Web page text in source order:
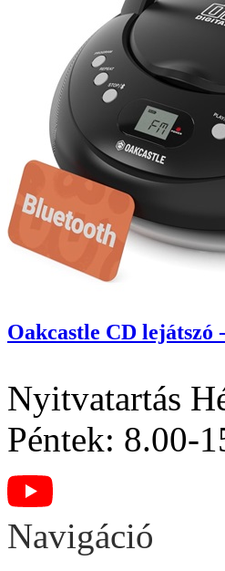
Oakcastle CD lejátszó
Nyitvatartás
Péntek: 8.00-
Navigáció